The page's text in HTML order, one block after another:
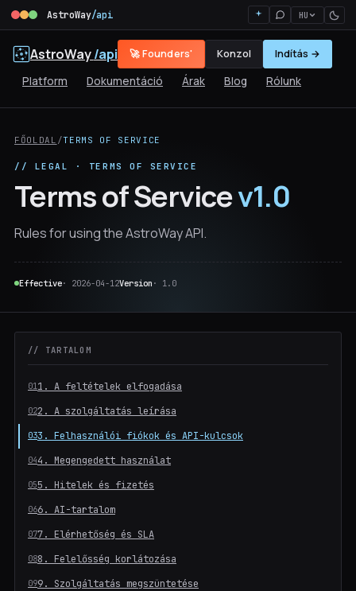
AstroWay/api HU
AstroWay/api
Platform Dokumentáció Árak Blog Rólunk
🚀 Founders' Konzol Indítás →
FŐOLDAL /TERMS OF SERVICE
// LEGAL · TERMS OF SERVICE
Terms of Servicev1.0
Rules for using the AstroWay API.
Effective· 2026-04-12Version · 1.0
// TARTALOM
1. A feltételek elfogadása
2. A szolgáltatás leírása
3. Felhasználói fiókok és API-kulcsok
4. Megengedett használat
5. Hitelek és fizetés
6. AI-tartalom
7. Elérhetőség és SLA
8. Felelősség korlátozása
9. Szolgáltatás megszüntetése